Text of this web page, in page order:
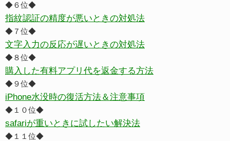
◆６位◆
指紋認証の精度が悪いときの対処法
◆７位◆
文字入力の反応が遅いときの対処法
◆８位◆
購入した有料アプリ代を返金する方法
◆９位◆
iPhone水没時の復活方法＆注意事項
◆１０位◆
safariが重いときに試したい解決法
◆１１位◆